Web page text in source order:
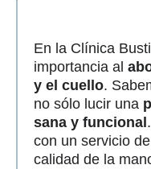
En la Clínica
importancia al
y el cuello.
no sólo lucir una
sana y funciona
con un servicio
calidad de la